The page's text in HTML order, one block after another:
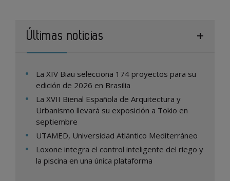
Últimas noticias
La XIV Biau selecciona 174 proyectos para su
edición de 2026 en Brasilia
La XVII Bienal Española de Arquitectura y
Urbanismo llevará su exposición a Tokio en
septiembre
UTAMED, Universidad Atlántico Mediterráneo
Loxone integra el control inteligente del riego y
la piscina en una única plataforma